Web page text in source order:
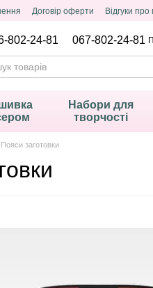
Договір оферти Відгуки
802-24-81 067-802-24-81
Набори для
творчості
Пояси заготовки